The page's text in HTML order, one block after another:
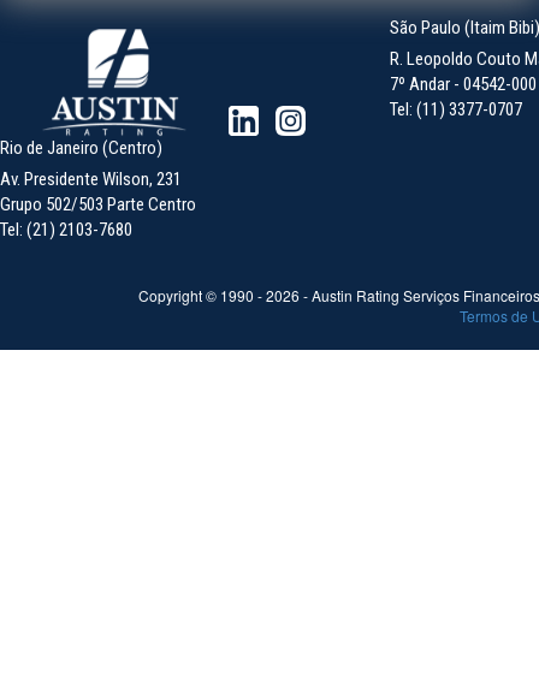
São Paulo (Itaim Bibi)
R. Leopoldo Couto
7º Andar - 04542-
Tel: (11) 3377-0707
Rio de Janeiro (Centro)
Av. Presidente Wilson, 231
Grupo 502/503 Parte Centro
Tel: (21) 2103-7680
Copyright © 1990 -2026 - Austin Rating Serviços
Termos de